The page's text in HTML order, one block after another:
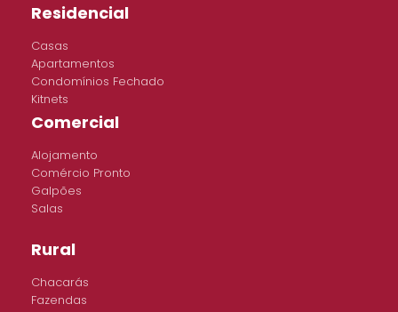
Residencial
Casas
Apartamentos
Condomínios Fechado
Kitnets
Comercial
Alojamento
Comércio Pronto
Galpões
Salas
Rural
Chacarás
Fazendas